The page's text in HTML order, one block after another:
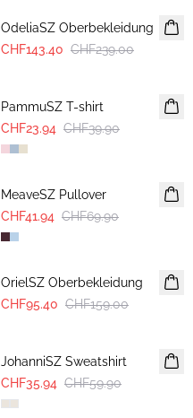
OdeliaSZ Oberbekleidung
CHF143.40 CHF239.00
PammuSZ T-shirt
CHF23.94 CHF39.90
-40%
MeaveSZ Pullover
CHF41.94 CHF69.90
-40%
OrielSZ Oberbekleidung
CHF95.40 CHF159.00
JohanniSZ Sweatshirt
CHF35.94 CHF59.90
-40%